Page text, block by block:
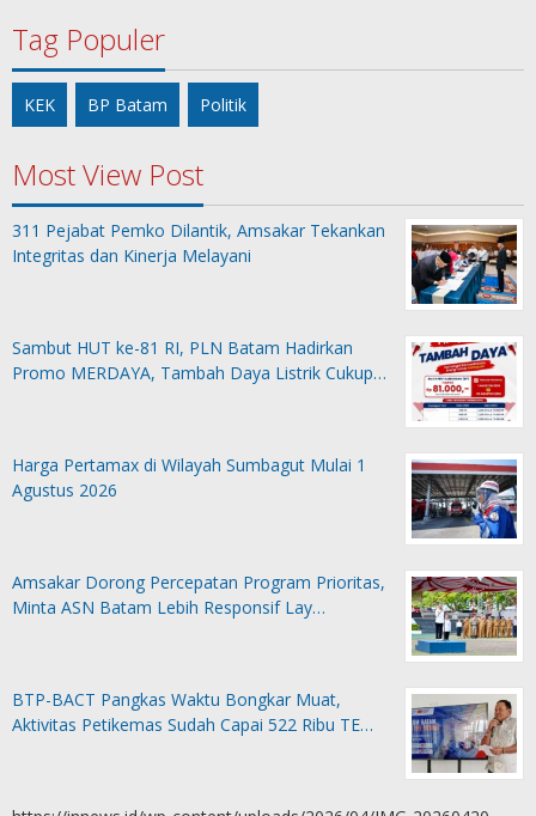
Tag Populer
KEK BP Batam Politik
Most View Post
311 Pejabat Pemko Dilantik, Amsakar Tekankan
Integritas dan Kinerja Melayani
Sambut HUT ke-81 RI, PLN Batam Hadirkan
Promo MERDAYA, Tambah Daya Listrik Cukup…
Harga Pertamax di Wilayah Sumbagut Mulai 1
Agustus 2026
Amsakar Dorong Percepatan Program Prioritas,
Minta ASN Batam Lebih Responsif Lay…
BTP-BACT Pangkas Waktu Bongkar Muat,
Aktivitas Petikemas Sudah Capai 522 Ribu TE…